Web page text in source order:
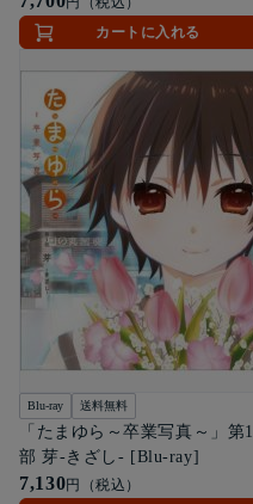
カートに入れる
Blu-ray 送料無料
「たまゆら～卒業写真～」第1
部 芽-きざし- [Blu-ray]
7,130円（税込）